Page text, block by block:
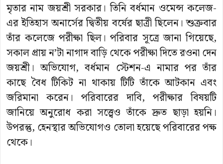
মৃতার নাম জয়শ্রী সরকার। তিনি বর্ধমান ওমেন্স কলেজ-
এর ইতিহাস অনার্সের দ্বিতীয় বর্ষের ছাত্রী ছিলেন। শুক্রবার
তাঁর কলেজে পরীক্ষা ছিল। পরিবার সূত্রে জানা গিয়েছে,
সকাল প্রায় ন’টা নাগাদ বাড়ি থেকে পরীক্ষা দিতে রওনা দেন
জয়শ্রী। অভিযোগ, বর্ধমান স্টেশন-এ নামার পর তাঁর
কাছে বৈধ টিকিট না থাকায় টিটি তাঁকে আটকান এবং
জরিমানা করেন। পরিবারের দাবি, পরীক্ষার বিষয়টি
জানিয়ে অনুরোধ করা সত্ত্বেও তাঁকে দ্রুত ছাড়া হয়নি।
উপরন্তু, হেনস্থার অভিযোগও তোলা হয়েছে পরিবারের পক্ষ
থেকে।